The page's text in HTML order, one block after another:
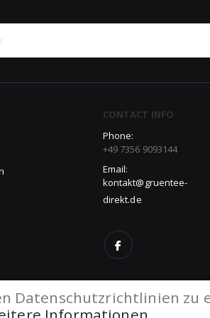
Datenschutzrichtlinien zu
CONTACT INFO
Phone:
+49 7356 9093144
Email:
kontakt@gruentee-
direkt.de